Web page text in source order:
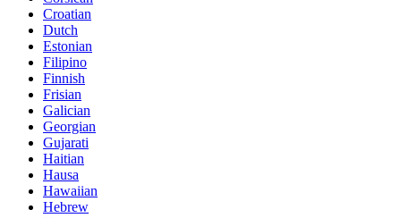
Croatian
Dutch
Estonian
Filipino
Finnish
Frisian
Galician
Georgian
Gujarati
Haitian
Hausa
Hawaiian
Hebrew